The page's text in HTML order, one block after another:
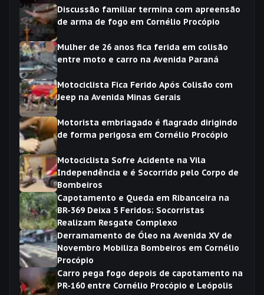
Discussão familiar termina com apreensão
de arma de fogo em Cornélio Procópio
Mulher de 26 anos fica ferida em colisão
entre moto e carro na Avenida Paraná
Motociclista Fica Ferido Após Colisão com
Jeep na Avenida Minas Gerais
Motorista embriagado é flagrado dirigindo
de forma perigosa em Cornélio Procópio
Motociclista Sofre Acidente na Vila
Independência e é Socorrido pelo Corpo de
Bombeiros
Capotamento e Queda em Ribanceira na
BR-369 Deixa 5 Feridos; Socorristas
Realizam Resgate Complexo
Derramamento de Óleo na Avenida XV de
Novembro Mobiliza Bombeiros em Cornélio
Procópio
Carro pega fogo depois de capotamento na
PR-160 entre Cornélio Procópio e Leópolis